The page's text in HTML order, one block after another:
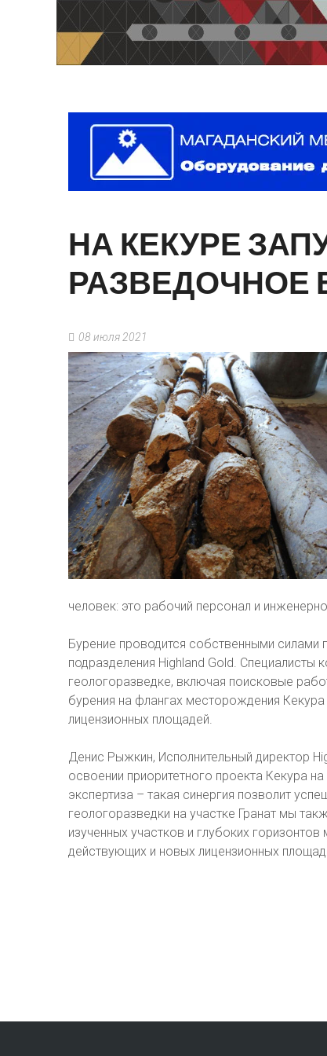
НАКЕКУРЕ
РАЗВЕДОЧНОЕ
08 июля 2021
человек: это рабочий персонал и
Бурение проводится собственными
подразделения Highland Gold. Специалисты
геологоразведке, включая поисковые
бурения на флангах месторождения
лицензионных площадей.
Денис Рыжкин, Исполнительный директор
освоении приоритетного проекта Кекура
экспертиза – такая синергия позволит
геологоразведки на участке Гранат мы
изученных участков и глубоких
действующих и новых лицензионных